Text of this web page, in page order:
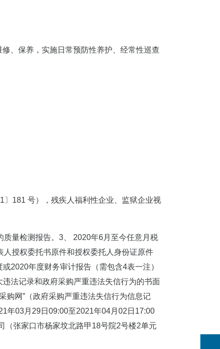
、保养，实施日常预防性养护、经常性巡查
181 号），残疾人福利性企业、监狱企业视
量检测报告。3、 2020年6月至今任意月税
授权委托书原件和授权委托人身份证原件
2020年度财务审计报告（需包含4表一注）
法记录和政府采购严重违法失信行为的书面
购网”（政府采购严重违法失信行为信息记
年03月29日09:00至2021年04月02日17:00
（张家口市杨家坟北路甲18号院2号楼2单元